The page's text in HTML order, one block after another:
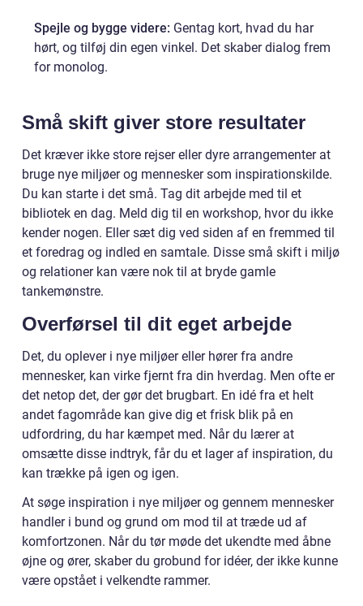
Spejle og bygge videre: Gentag kort, hvad du har
hørt, og tilføj din egen vinkel. Det skaber dialog frem
for monolog.
Små skift giver store resultater
Det kræver ikke store rejser eller dyre arrangementer at
bruge nye miljøer og mennesker som inspirationskilde.
Du kan starte i det små. Tag dit arbejde med til et
bibliotek en dag. Meld dig til en workshop, hvor du ikke
kender nogen. Eller sæt dig ved siden af en fremmed til
et foredrag og indled en samtale. Disse små skift i miljø
og relationer kan være nok til at bryde gamle
tankemønstre.
Overførsel til dit eget arbejde
Det, du oplever i nye miljøer eller hører fra andre
mennesker, kan virke fjernt fra din hverdag. Men ofte er
det netop det, der gør det brugbart. En idé fra et helt
andet fagområde kan give dig et frisk blik på en
udfordring, du har kæmpet med. Når du lærer at
omsætte disse indtryk, får du et lager af inspiration, du
kan trække på igen og igen.
At søge inspiration i nye miljøer og gennem mennesker
handler i bund og grund om mod til at træde ud af
komfortzonen. Når du tør møde det ukendte med åbne
øjne og ører, skaber du grobund for idéer, der ikke kunne
være opstået i velkendte rammer.